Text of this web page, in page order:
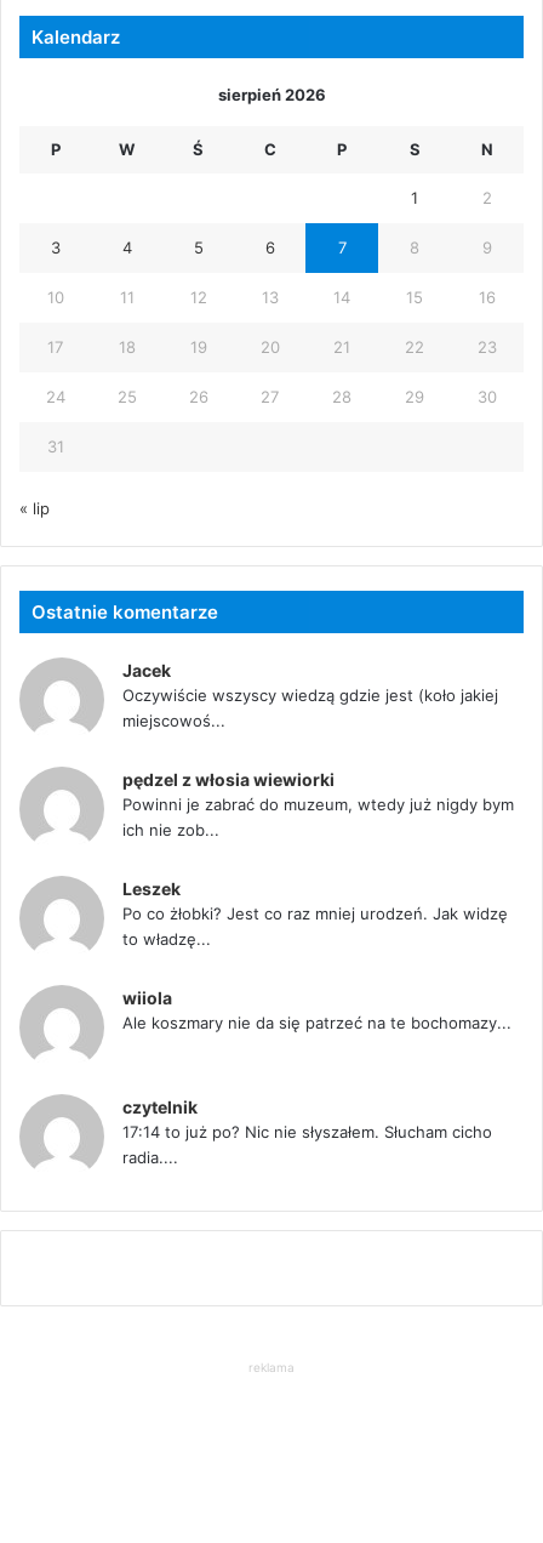
Kalendarz
sierpień 2026
P W Ś C P S N
1 2
3 4 5 6 7 8 9
10 11 12 13 14 15 16
17 18 19 20 21 22 23
24 25 26 27 28 29 30
31
« lip
Ostatnie komentarze
Jacek
Oczywiście wszyscy wiedzą gdzie jest (koło jakiej
miejscowoś...
pędzel z włosia wiewiorki
Powinni je zabrać do muzeum, wtedy już nigdy bym
ich nie zob...
Leszek
Po co żłobki? Jest co raz mniej urodzeń. Jak widzę
to władzę...
wiiola
Ale koszmary nie da się patrzeć na te bochomazy...
czytelnik
17:14 to już po? Nic nie słyszałem. Słucham cicho
radia....
reklama